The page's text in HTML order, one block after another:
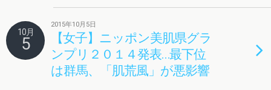
10月
5
2015年10月5日
【女子】ニッポン美肌県グラ
ンプリ２０１４発表…最下位
は群馬、「肌荒風」が悪影響